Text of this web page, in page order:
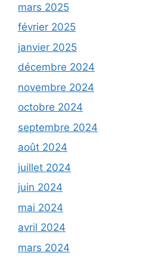
mars 2025
février 2025
janvier 2025
décembre 2024
novembre 2024
octobre 2024
septembre 2024
août 2024
juillet 2024
juin 2024
mai 2024
avril 2024
mars 2024